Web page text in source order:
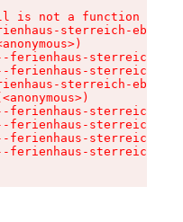
is not a function
sterreich-
ferienhaus-sterreich-
ferienhaus-sterreich-
sterreich-
ferienhaus-sterreich-
ferienhaus-sterreich-
ferienhaus-sterreich-
ferienhaus-sterreich-